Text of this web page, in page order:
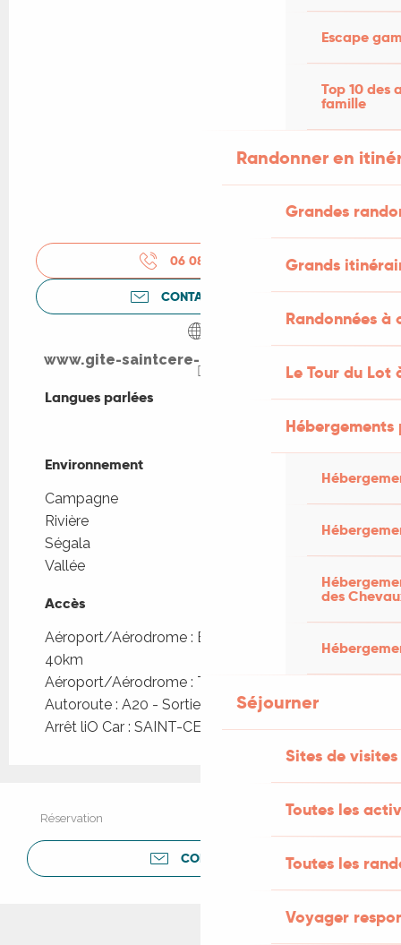
Escape
Top 10 des
famille
Randonner en
Grandes
Grands
Randonnées
Le Tour du Lot
des
Séjourner
Sites de visites
Toutes les
Toutes les
Voyager
06 08 15 69
CONTACTEZ-NOUS
www.gite-saintcere-dordogne.jimdo.com
Langues parlées
Langues parlées
Environnement
Environnement
Campagne
Rivière
Ségala
Vallée
Accès
Accès
Aéroport/Aérodrome : Brive/Cressensac à
40km
Aéroport/Aérodrome : Toulouse à 180km
Autoroute : A20 - Sortie 54 ou 56 à 30km
Arrêt liO Car : SAINT-CERE - Bourg à 2km
Réservation
CONTACTER